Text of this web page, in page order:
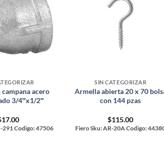
acero
3/4″x1/2″
17.00
291 Codigo: 47506
SIN CATEGORIZAR
Armella abierta 20 x 70
con 144 pzas
$115.00
Fiero Sku: AR-20A Codigo: